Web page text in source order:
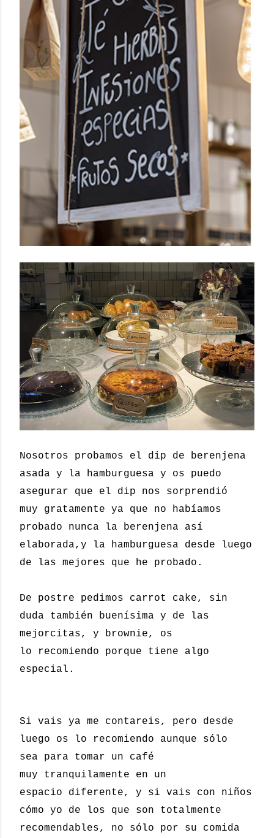
Nosotros probamos el dip de berenjena
asada y la hamburguesa y os puedo
asegurar que el dip nos sorprendió
muy gratamente ya que no habíamos
probado nunca la berenjena así
elaborada,y la hamburguesa desde luego
de las mejores que he probado.
De postre pedimos carrot cake, sin
duda también buenísima y de las
mejorcitas, y brownie, os
lo recomiendo porque tiene algo
especial.
Si vais ya me contareis, pero desde
luego os lo recomiendo aunque sólo
sea para tomar un café
muy tranquilamente en un
espacio diferente, y si vais con niños
cómo yo de los que son totalmente
recomendables, no sólo por su comida